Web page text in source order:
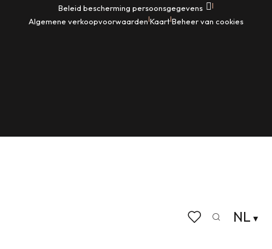
NL
Beleid bescherming persoonsgegevens |
Algemene verkoopvoorwaarden|Kaart|Beheer van cookies